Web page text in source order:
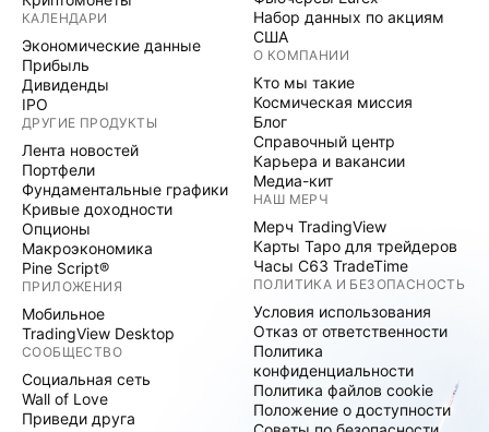
КАЛЕНДАРИ
Экономические данные
Прибыль
Дивиденды
IPO
ДРУГИЕ ПРОДУКТЫ
Лента новостей
Портфели
Фундаментальные графики
Кривые доходности
Опционы
Макроэкономика
Pine Script®
ПРИЛОЖЕНИЯ
Мобильное
TradingView Desktop
СООБЩЕСТВО
Социальная сеть
Wall of Love
Приведи друга
Набор данных по акциям
США
О КОМПАНИИ
Кто мы такие
Космическая миссия
Блог
Справочный центр
Карьера и вакансии
Медиа-кит
НАШ МЕРЧ
Мерч TradingView
Карты Таро для трейдеров
Часы C63 TradeTime
ПОЛИТИКА И БЕЗОПАСНОСТЬ
Условия использования
Отказ от ответственности
Политика
конфиденциальности
Политика файлов cookie
Положение о доступности